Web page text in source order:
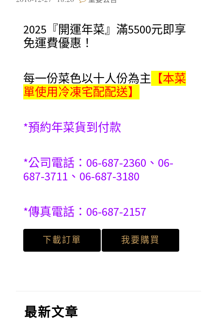
2025『開運年菜』滿5500元即享
免運費優惠！
每一份菜色以十人份為主 【本菜
單使用冷凍宅配配送】
*預約年菜貨到付款
*公司電話：06-687-2360、06-
687-3711、06-687-3180
*傳真電話：06-687-2157
下載訂單 我要購買
最新文章